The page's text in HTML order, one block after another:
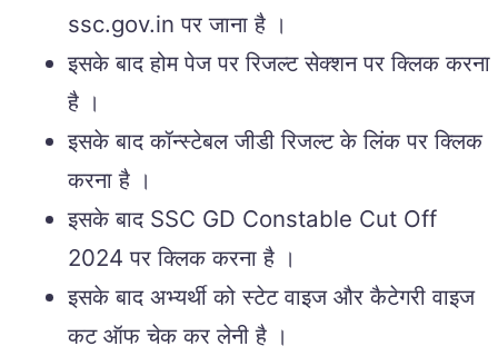
ssc.gov.in पर जाना है ।
इसके बाद होम पेज पर रिजल्ट सेक्शन पर क्लिक करना
है ।
इसके बाद कॉन्स्टेबल जीडी रिजल्ट के लिंक पर क्लिक
करना है ।
इसके बाद SSC GD Constable Cut Off
2024 पर क्लिक करना है ।
इसके बाद अभ्यर्थी को स्टेट वाइज और कैटेगरी वाइज
कट ऑफ चेक कर लेनी है ।